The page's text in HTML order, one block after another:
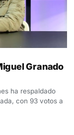
Granado
ha respaldado
con 93 votos a